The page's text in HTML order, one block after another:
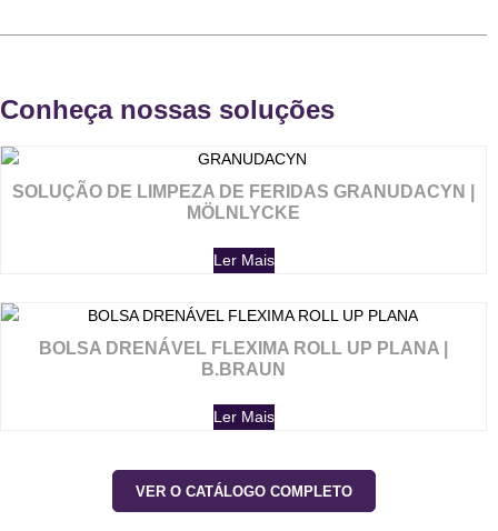
Conheça nossas soluções
SOLUÇÃO DE LIMPEZA DE FERIDAS GRANUDACYN |
MÖLNLYCKE
Ler Mais
BOLSA DRENÁVEL FLEXIMA ROLL UP PLANA |
B.BRAUN
Ler Mais
VER O CATÁLOGO COMPLETO